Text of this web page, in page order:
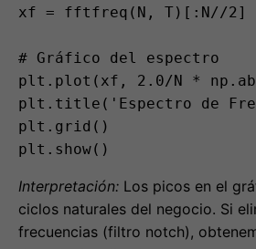
plt.title('Espectro de
plt.show()
Interpretación:
Los picos en el
ciclos naturales del negocio. Si
frecuencias (filtro notch),
desestacionalizada de manera
rigurosa.